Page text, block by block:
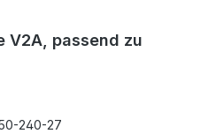
V2A, passend zu
240-27